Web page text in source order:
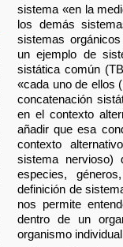
sistema «en la
los demás
sistemas
un ejemplo de
sistática común
«cada uno de ellos
concatenación
en el contexto
añadir que esa
contexto
sistema nervioso)
especies,
definición de
nos permite
dentro de un
organismo